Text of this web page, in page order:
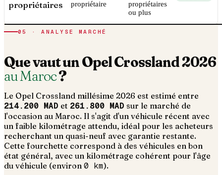
propriétaires
propriétaire
propriétaires
ou plus
05 · ANALYSE MARCHÉ
Que vaut unOpelCrossland2026
au Maroc?
Le Opel Crossland millésime 2026 est estimé entre
214.200 MAD et 261.800 MAD sur le marché de
l'occasion au Maroc. Il s'agit d'un véhicule récent avec
un faible kilométrage attendu, idéal pour les acheteurs
recherchant un quasi-neuf avec garantie restante.
Cette fourchette correspond à des véhicules en bon
état général, avec un kilométrage cohérent pour l'âge
du véhicule (environ 0 km).